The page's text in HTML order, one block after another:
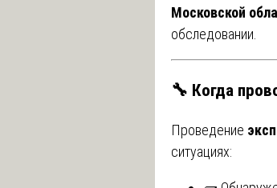
Московской
обследовании.
🔧 Когда
Проведение
ситуациях: